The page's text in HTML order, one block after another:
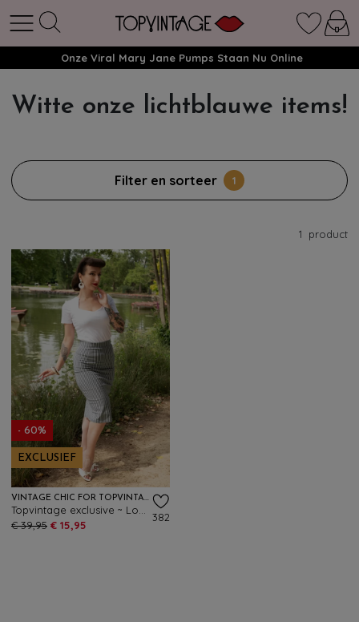
Onze Viral Mary Jane Pumps Staan Nu Online
Witte onze lichtblauwe items!
Filter en sorteer 1
1 product
- 60%
EXCLUSIEF
VINTAGE CHIC FOR TOPVINTAGE
€ 39,95 € 15,95
382